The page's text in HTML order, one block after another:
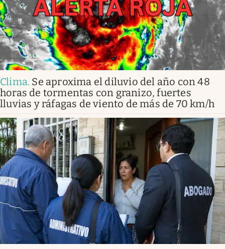
Clima. Se aproxima el diluvio del año con 48
horas de tormentas con granizo, fuertes
lluvias y ráfagas de viento de más de 70 km/h